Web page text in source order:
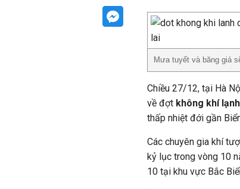
Mưa tuyết và băng giá
Chiều 27/12, tại Hà
về đợt không khí lạnh
thấp nhiệt đới gần
Các chuyên gia khí
kỷ lục trong vòng 10
10 tại khu vực Bắc